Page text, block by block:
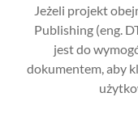
Jeżeli projekt
Publishing (eng.
jest do
dokumentem, aby